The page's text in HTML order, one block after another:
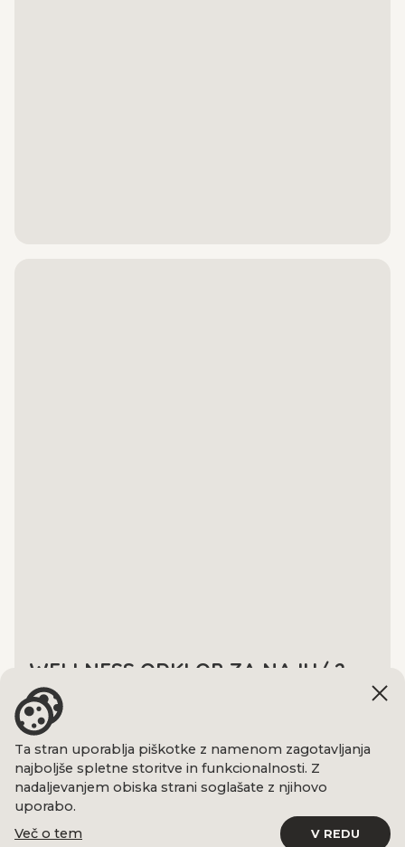
WELLNESS ODKLOP ZA NAJU/ 2
OSEBI / 3 DNI
368,00 €
Utrdita edinstveno vez, ki vaju
združuje. Vzemita si čas samo zase in si
privoščita kratek odklop, ki...
POGLEJ PONUDBO
Ta stran uporablja piškotke z namenom zagotavljanja
najboljše spletne storitve in funkcionalnosti. Z
nadaljevanjem obiska strani soglašate z njihovo
uporabo.
Več o tem
V REDU